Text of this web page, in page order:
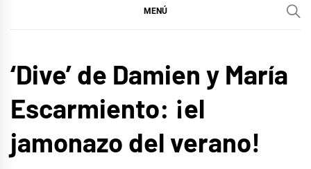
MENÚ
‘Dive’ de Damien y María
Escarmiento: ¡el
jamonazo del verano!